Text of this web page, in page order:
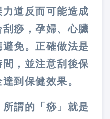
道反而可能造成
痧，孕婦、心臟
免。正確做法是
，並注意刮後保
到保健效果。
謂的「痧」就是